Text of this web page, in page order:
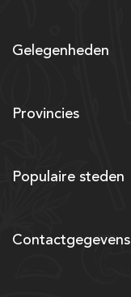
Gelegenheden
Provincies
Populaire steden
Contactgegevens